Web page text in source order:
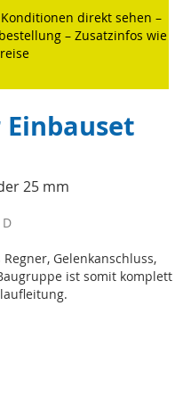
direkt sehen –
– Zusatzinfos wie
25 mm
D
Gelenkanschluss,
ist somit komplett